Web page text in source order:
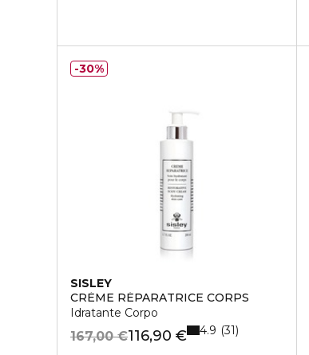
SISLEY
CRÈME RÉPARATRICE CORPS
Idratante Corpo
116,90 €
167,00 € 4.9 31
30%